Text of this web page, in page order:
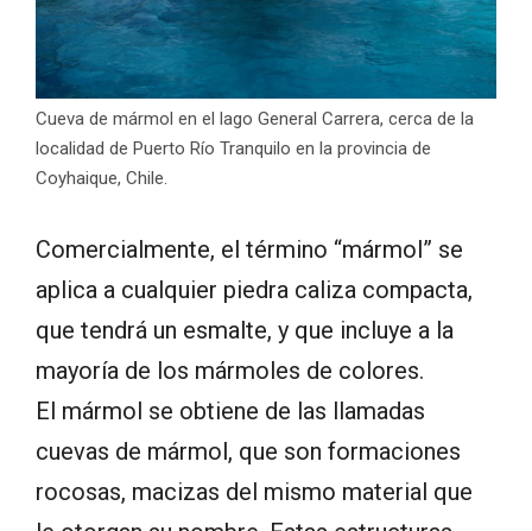
Cueva de mármol en el lago General Carrera, cerca de la
localidad de Puerto Río Tranquilo en la provincia de
Coyhaique, Chile.
Comercialmente, el término “mármol” se
aplica a cualquier piedra caliza compacta,
que tendrá un esmalte, y que incluye a la
mayoría de los mármoles de colores.
El mármol se obtiene de las llamadas
cuevas de mármol, que son formaciones
rocosas, macizas del mismo material que